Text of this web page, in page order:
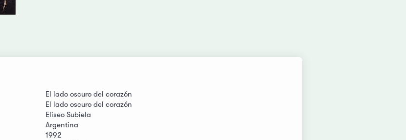
El lado oscuro del corazón
El lado oscuro del corazón
Eliseo Subiela
Argentina
1992